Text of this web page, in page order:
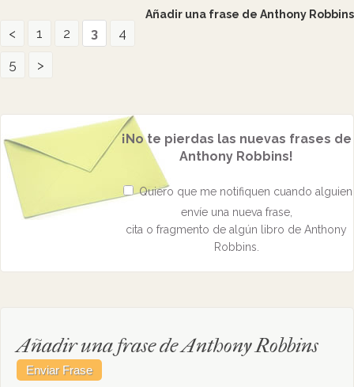
Añadir una frase de Anthony Robbins
< 1 2 3
4
5
>
¡No te pierdas las nuevas frases de
Anthony Robbins!
Quiero que me notifiquen cuando alguien
envíe una nueva frase,
cita o fragmento de algún libro de Anthony
Robbins.
Añadir una frase de Anthony Robbins